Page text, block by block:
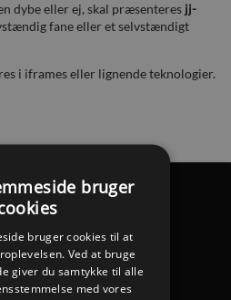
dybe eller ej, skal præsenteres jj-
fane eller et selvstændigt
i iframes eller lignende teknologier.
bruger
bruger cookies til at
Ved at bruge
giver du samtykke til alle
med vores